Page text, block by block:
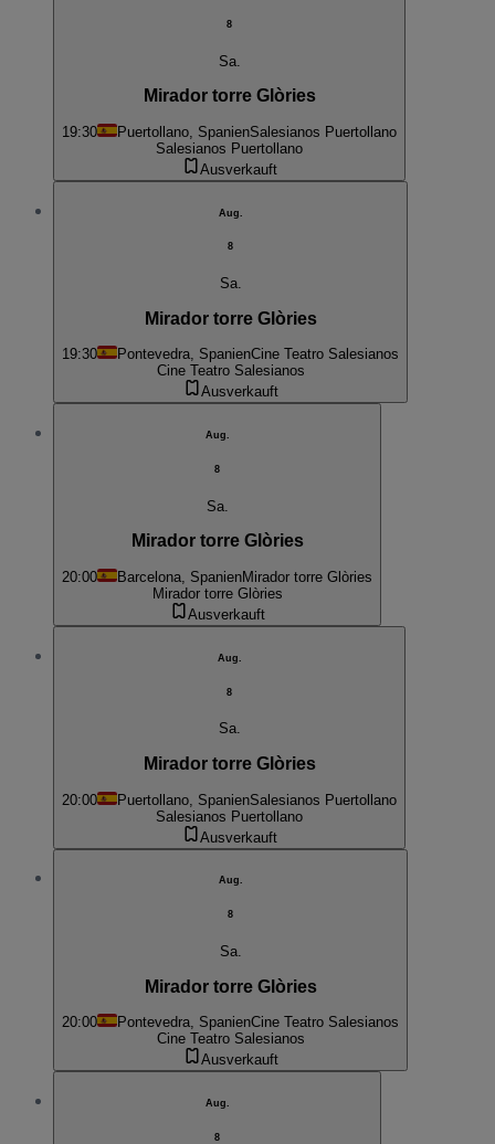
8
Sa.
Mirador torre Glòries
19:30 Puertollano, SpanienSalesianos Puertollano
Salesianos Puertollano
Ausverkauft
Aug.
8
Sa.
Mirador torre Glòries
19:30 Pontevedra, SpanienCine Teatro Salesianos
Cine Teatro Salesianos
Ausverkauft
Aug.
8
Sa.
Mirador torre Glòries
20:00 Barcelona, SpanienMirador torre Glòries
Mirador torre Glòries
Ausverkauft
Aug.
8
Sa.
Mirador torre Glòries
20:00 Puertollano, SpanienSalesianos Puertollano
Salesianos Puertollano
Ausverkauft
Aug.
8
Sa.
Mirador torre Glòries
20:00 Pontevedra, SpanienCine Teatro Salesianos
Cine Teatro Salesianos
Ausverkauft
Aug.
8